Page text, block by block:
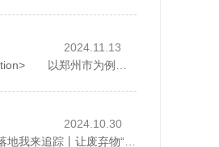
2024.11.13
2024.10.30